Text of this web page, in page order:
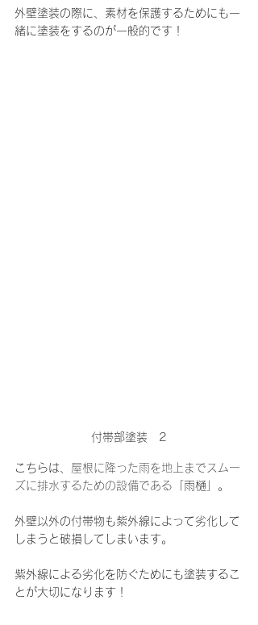
外壁塗装の際に、素材を保護するためにも一
緒に塗装をするのが一般的です！
付帯部塗装　2
こちらは、 屋根に降った雨を地上までスムー
ズに排水するための設備である 「雨樋」。
外壁以外の付帯物も紫外線によって劣化して
しまうと破損してしまいます。
紫外線による劣化を防ぐためにも塗装するこ
とが大切になります！